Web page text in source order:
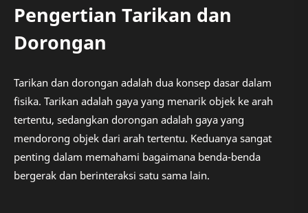
Pengertian Tarikan dan
Dorongan
Tarikan dan dorongan adalah dua konsep dasar dalam
fisika. Tarikan adalah gaya yang menarik objek ke arah
tertentu, sedangkan dorongan adalah gaya yang
mendorong objek dari arah tertentu. Keduanya sangat
penting dalam memahami bagaimana benda-benda
bergerak dan berinteraksi satu sama lain.